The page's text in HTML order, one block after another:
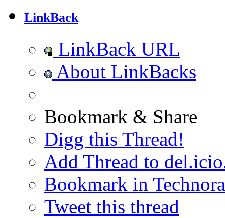
LinkBack
LinkBack URL
About LinkBacks
Bookmark & Share
Digg this Thread!
Add Thread to
Bookmark in
Tweet this thread